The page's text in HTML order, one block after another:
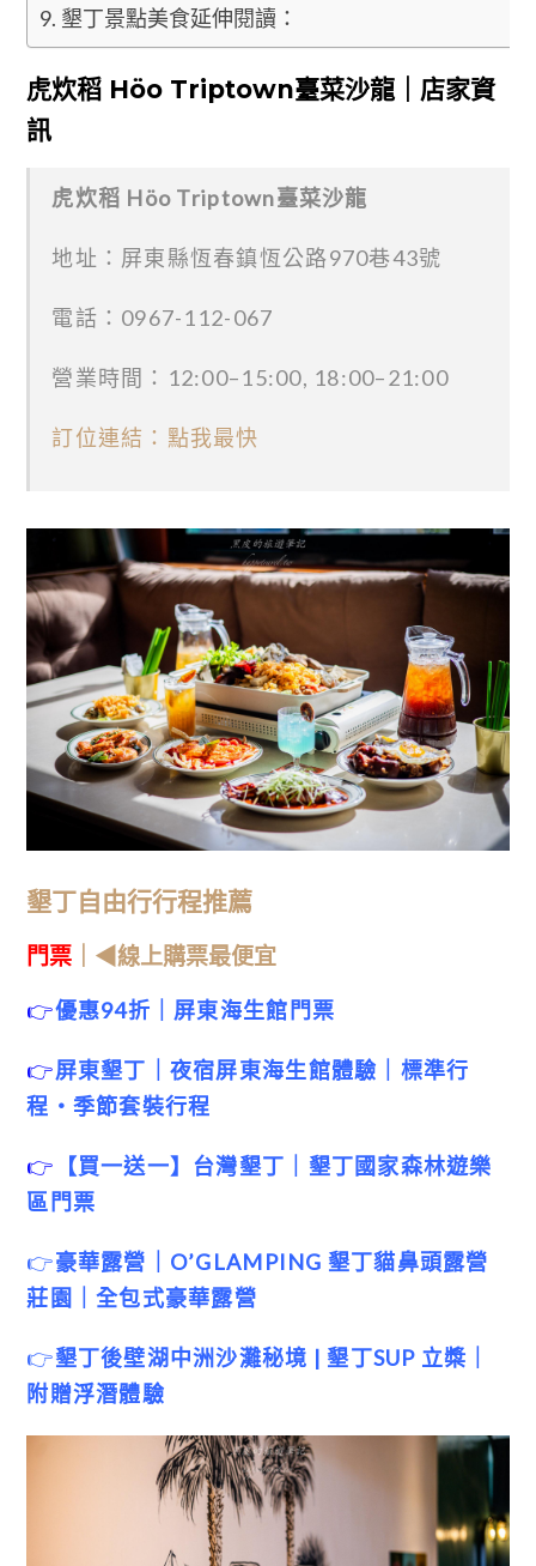
墾丁景點美食延伸閱讀：
虎炊稻 Höo Triptown臺菜沙龍｜店家資
訊
虎炊稻 Höo Triptown臺菜沙龍
地址：屏東縣恆春鎮恆公路970巷43號
電話：0967-112-067
營業時間：12:00–15:00, 18:00–21:00
訂位連結：點我最快
墾丁自由行行程推薦
門票 ｜◀線上購票最便宜
👉優惠94折｜屏東海生館門票
👉屏東墾丁｜夜宿屏東海生館體驗｜標準行
程・季節套裝行程
👉 【買一送一】台灣墾丁｜墾丁國家森林遊樂
區門票
👉豪華露營｜O’GLAMPING 墾丁貓鼻頭露營
莊園｜全包式豪華露營
👉墾丁後壁湖中洲沙灘秘境 | 墾丁SUP 立槳｜
附贈浮潛體驗